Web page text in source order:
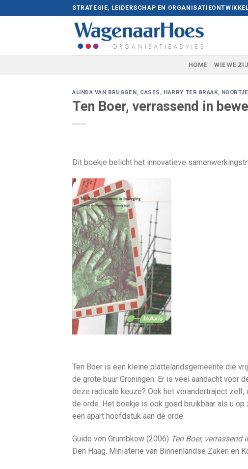
to
STRATEGIE, LEIDERSCHAP EN
HOME WIE WE
ALINDA VAN BRUGGEN, CASES , HARRY TER BRAAK,
Ten Boer, verrassend in
Dit boekje belicht het innovatieve
Ten Boer is een kleine plattelandsgemeente die
de grote buur Groningen. Er is veel aandacht voor
deze radicale keuze? Ook het verandertraject
de orde. Het boekje is ook goed bruikbaar als u
een apart hoofdstuk aan de orde.
Guido von Grumbkow (2006) Ten Boer,
Den Haag, Ministerie van Binnenlandse Zaken en